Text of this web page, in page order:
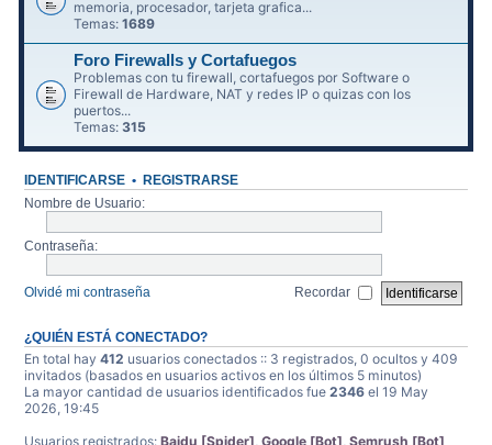
memoria, procesador, tarjeta grafica...
Temas:1689
Foro Firewalls y Cortafuegos
Problemas con tu firewall, cortafuegos por Software o
Firewall de Hardware, NAT y redes IP o quizas con los
puertos...
Temas:315
IDENTIFICARSE • REGISTRARSE
Nombre de Usuario:
Contraseña:
Olvidé mi contraseña Recordar
¿QUIÉN ESTÁ CONECTADO?
En total hay412 usuarios conectados :: 3 registrados, 0 ocultos y 409
invitados (basados en usuarios activos en los últimos 5 minutos)
La mayor cantidad de usuarios identificados fue2346 el 19 May
2026, 19:45
Usuarios registrados:Baidu [Spider] ,Google [Bot] ,Semrush [Bot]